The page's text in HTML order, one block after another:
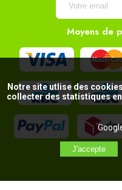
Moyens de
Notre site utlise des
collecter des statistiques